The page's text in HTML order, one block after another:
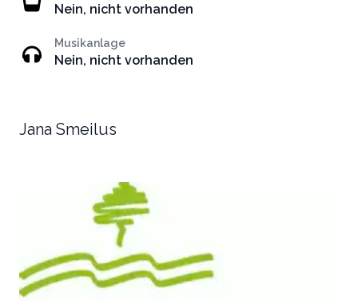
Nein, nicht vorhanden
Musikanlage
Nein, nicht vorhanden
Jana Smeilus